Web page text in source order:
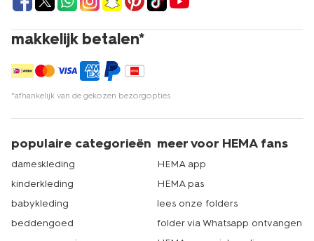
makkelijk betalen*
*afhankelijk van de gekozen bezorgopties
populaire categorieën
dameskleding
kinderkleding
babykleding
beddengoed
meer voor HEMA fans
HEMA app
HEMA pas
lees onze folders
folder via Whatsapp ontvangen